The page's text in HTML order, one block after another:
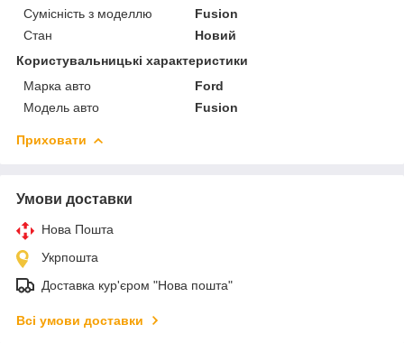
Сумісність з моделлю
Fusion
Стан
Новий
Користувальницькі характеристики
Марка авто
Ford
Модель авто
Fusion
Приховати
Умови доставки
Нова Пошта
Укрпошта
Доставка кур'єром "Нова пошта"
Всі умови доставки